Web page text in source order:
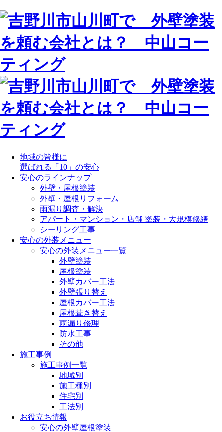
地域の皆様に
選ばれる「10」の安心
安心のラインナップ
外壁・屋根塗装
外壁・屋根リフォーム
雨漏り調査・解決
アパート・マンション・店舗 塗装・大規模修繕
シーリング工事
安心の外装メニュー
安心の外装メニュー一覧
外壁塗装
屋根塗装
外壁カバー工法
外壁張り替え
屋根カバー工法
屋根葺き替え
雨漏り修理
防水工事
その他
施工事例
施工事例一覧
地域別
施工種別
住宅別
工法別
お役立ち情報
安心の外壁屋根塗装